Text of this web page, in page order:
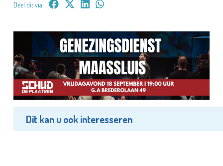
Deel dit via:
Dit kan u ook interesseren